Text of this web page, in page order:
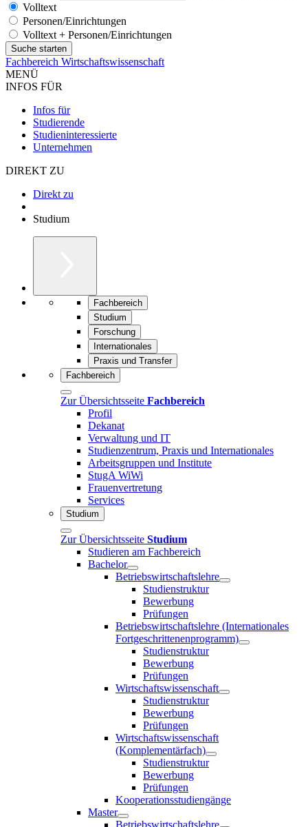
Volltext
Personen/Einrichtungen
Volltext + Personen/Einrichtungen
Fachbereich Wirtschaftswissenschaft
MENÜ
INFOS FÜR
Infos für
Studierende
Studieninteressierte
Unternehmen
DIREKT ZU
Direkt zu
Studium
Fachbereich
Studium
Forschung
Internationales
Praxis und Transfer
Fachbereich
Zur Übersichtsseite Fachbereich
Profil
Dekanat
Verwaltung und IT
Studienzentrum, Praxis und Internationales
Arbeitsgruppen und Institute
StugA WiWi
Frauenvertretung
Services
Studium
Zur Übersichtsseite Studium
Studieren am Fachbereich
Bachelor
Betriebswirtschaftslehre
Studienstruktur
Bewerbung
Prüfungen
Betriebswirtschaftslehre (Internationales
Fortgeschrittenenprogramm)
Studienstruktur
Bewerbung
Prüfungen
Wirtschaftswissenschaft
Studienstruktur
Bewerbung
Prüfungen
Wirtschaftswissenschaft
(Komplementärfach)
Studienstruktur
Bewerbung
Prüfungen
Kooperationsstudiengänge
Master
Betriebswirtschaftslehre